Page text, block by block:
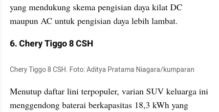
yang mendukung skema pengisian daya kilat DC
maupun AC untuk pengisian daya lebih lambat.
6. Chery Tiggo 8 CSH
Chery Tiggo 8 CSH. Foto: Aditya Pratama Niagara/kumparan
Menutup daftar lini terpopuler, varian SUV keluarga ini
menggendong baterai berkapasitas 18,3 kWh yang